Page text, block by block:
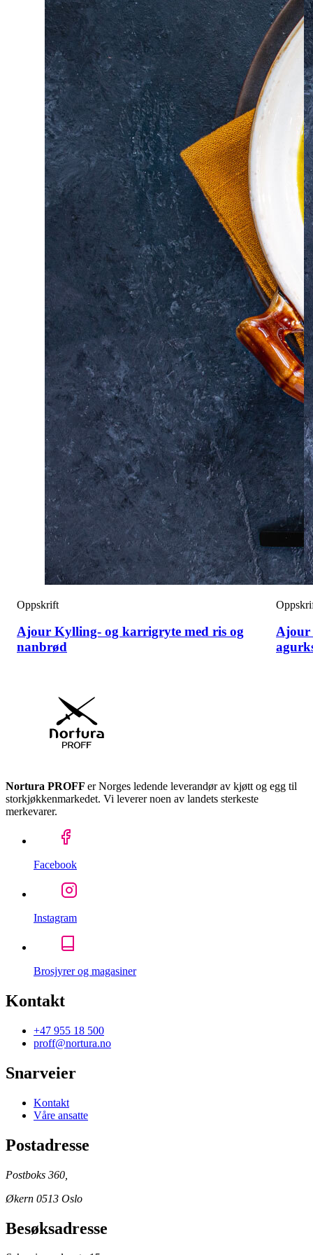
Oppskrift
Ajour Kylling- og karrigryte med ris og
nanbrød
Ajour
Nortura PROFF er Norges ledende leverandør av kjøtt og egg til
storkjøkkenmarkedet. Vi leverer noen av landets sterkeste
merkevarer.
Facebook
Instagram
Brosjyrer og magasiner
Kontakt
+47 955 18 500
proff@nortura.no
Snarveier
Kontakt
Våre ansatte
Postadresse
Postboks 360,
Økern 0513 Oslo
Besøksadresse